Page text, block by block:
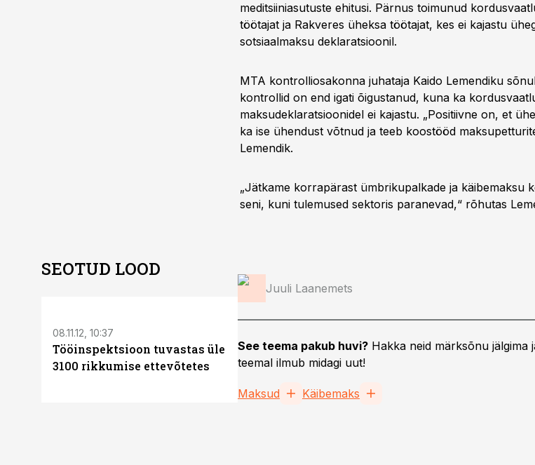
meditsiiniasutuste ehitusi. Pärnus toimunud
töötajat ja Rakveres üheksa töötajat, kes ei kajastu
sotsiaalmaksu deklaratsioonil.
MTA kontrolliosakonna juhataja Kaido Lemendiku
kontrollid on end igati õigustanud, kuna ka
maksudeklaratsioonidel ei kajastu. „Positiivne on, et
ka ise ühendust võtnud ja teeb koostööd
Lemendik.
„Jätkame korrapärast ümbrikupalkade ja käibemaksu
seni, kuni tulemused sektoris paranevad,“ rõhutas
Juuli Laanemets
See teema pakub huvi? Hakka neid märksõnu jälgima
teemal ilmub midagi uut!
Maksud Käibemaks
SEOTUD LOOD
08.11.12, 10:37
Tööinspektsioon tuvastas üle
3100 rikkumise ettevõtetes
Marek Helm: 400% tõusis
majutussektoris
Linnamäe